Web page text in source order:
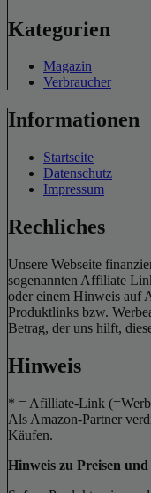
Kategorien
Magazin
Verbraucher
Informationen
Startseite
Datenschutz
Impressum
Rechliches
Unsere Webseite
sogenannten Affiliate
oder einem Hinweis auf
Produktlinks bzw.
Betrag, der uns hilft,
Hinweis
* = Afilliate-Link
Als Amazon-Partner
Käufen.
Hinweis zu Preisen